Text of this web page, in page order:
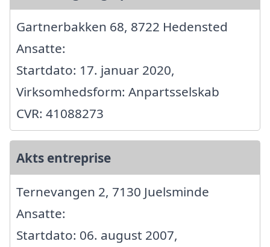
Gartnerbakken 68, 8722 Hedensted
Ansatte:
Startdato: 17. januar 2020,
Virksomhedsform: Anpartsselskab
CVR: 41088273
Akts entreprise
Ternevangen 2, 7130 Juelsminde
Ansatte:
Startdato: 06. august 2007,